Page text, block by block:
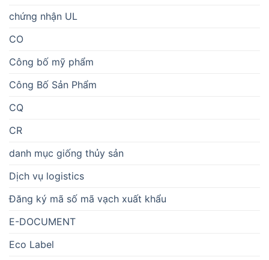
chứng nhận UL
CO
Công bố mỹ phẩm
Công Bố Sản Phẩm
CQ
CR
danh mục giống thủy sản
Dịch vụ logistics
Đăng ký mã số mã vạch xuất khẩu
E-DOCUMENT
Eco Label